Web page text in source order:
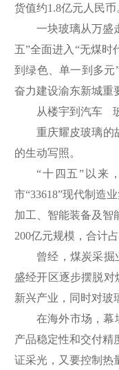
货值约1.8亿元人民币
一块玻璃从万盛
五”全面进入“无煤时
到绿色、单一到多元
奋力建设渝东新城重
从楼宇到汽车
重庆耀皮玻璃的
的生动写照。
“十四五”以来
市“33618”现代制造
加工、智能装备及智
200亿元规模，合计
曾经，煤炭采掘
盛经开区逐步摆脱
新兴产业，同时对玻
在海外市场，幕
产品稳定性和交付
证采光，又要控制热